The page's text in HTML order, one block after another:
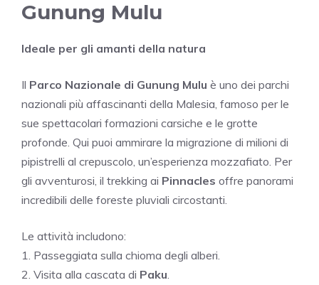
Gunung Mulu
Ideale per gli amanti della natura
Il Parco Nazionale di Gunung Mulu è uno dei parchi
nazionali più affascinanti della Malesia, famoso per le
sue spettacolari formazioni carsiche e le grotte
profonde. Qui puoi ammirare la migrazione di milioni di
pipistrelli al crepuscolo, un’esperienza mozzafiato. Per
gli avventurosi, il trekking ai Pinnacles offre panorami
incredibili delle foreste pluviali circostanti.
Le attività includono:
1. Passeggiata sulla chioma degli alberi.
2. Visita alla cascata di Paku